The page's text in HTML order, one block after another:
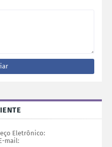
Eletrônico:
mail: